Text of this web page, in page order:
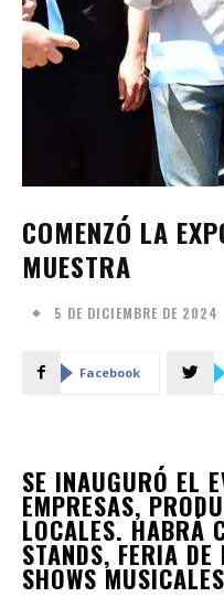
COMENZÓ LA
MUESTRA
5 DE DICIEMBRE DE 2024
Facebook
SE INAUGURÓ EL
EMPRESAS,
LOCALES. HABRÁ
STANDS, FERIA
SHOWS